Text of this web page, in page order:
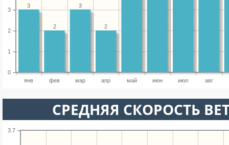
янв фев мар апр май июн июл авг
0
1
2
3
2
3
2
3
СРЕДНЯЯ СКОРОСТЬ
3.7